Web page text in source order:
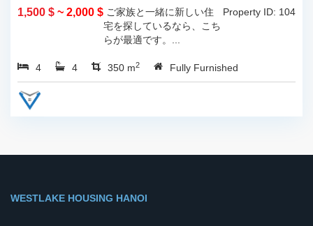
1,500 $ ~ 2,000 $ Property ID: 104
ご家族と一緒に新しい住
宅を探しているなら、こち
らが最適です。...
4 4 350 m2 Fully Furnished
WESTLAKE HOUSING HANOI